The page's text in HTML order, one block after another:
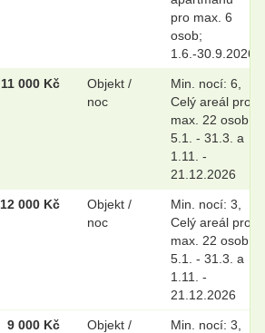
pro max. 6
osob;
1.6.-30.9.2026
11 000 Kč
Objekt /
noc
Min. nocí: 6,
Celý areál pro
max. 22 osob;
5.1. - 31.3. a
1.11. -
21.12.2026
12 000 Kč
Objekt /
noc
Min. nocí: 3,
Celý areál pro
max. 22 osob;
5.1. - 31.3. a
1.11. -
21.12.2026
9 000 Kč
Objekt /
Min. nocí: 3,